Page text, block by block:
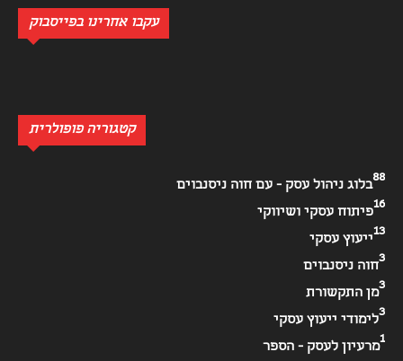
עקבו אחרינו בפייסבוק
קטגוריה פופולרית
בלוג ניהול עסק - עם חוה ניסנבוים
88
פיתוח עסקי ושיווקי
16
ייעוץ עסקי
13
חוה ניסנבוים
3
מן התקשורת
3
לימודי ייעוץ עסקי
3
מרעיון לעסק - הספר
1